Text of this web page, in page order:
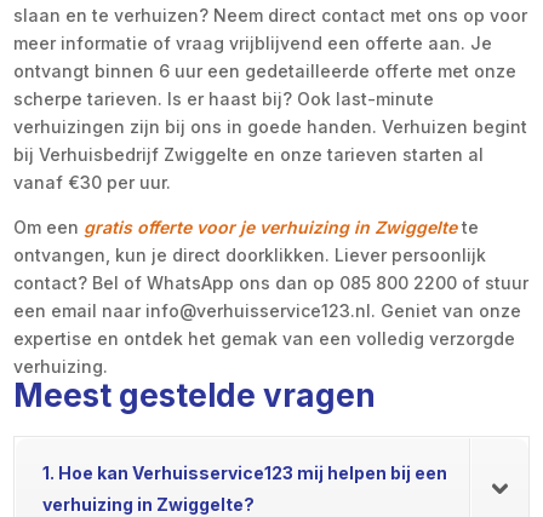
slaan en te verhuizen? Neem direct contact met ons op voor
meer informatie of vraag vrijblijvend een offerte aan. Je
ontvangt binnen 6 uur een gedetailleerde offerte met onze
scherpe tarieven. Is er haast bij? Ook last-minute
verhuizingen zijn bij ons in goede handen. Verhuizen begint
bij Verhuisbedrijf Zwiggelte en onze tarieven starten al
vanaf €30 per uur.
Om een gratis offerte voor je verhuizing in Zwiggeltete
ontvangen, kun je direct doorklikken. Liever persoonlijk
contact? Bel of WhatsApp ons dan op 085 800 2200 of stuur
een email naar info@verhuisservice123.nl. Geniet van onze
expertise en ontdek het gemak van een volledig verzorgde
verhuizing.
Meest gestelde vragen
1. Hoe kan Verhuisservice123 mij helpen bij een
verhuizing in Zwiggelte?